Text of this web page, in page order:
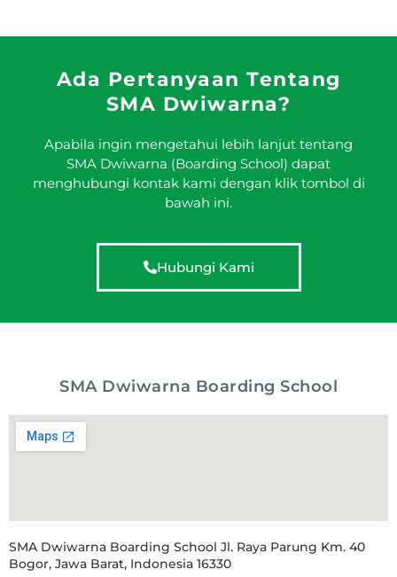
Ada Pertanyaan Tentang
SMA Dwiwarna?
Apabila ingin mengetahui lebih lanjut tentang
SMA Dwiwarna (Boarding School) dapat
menghubungi kontak kami dengan klik tombol di
bawah ini.
Hubungi Kami
SMA Dwiwarna Boarding School
SMA Dwiwarna Boarding School Jl. Raya Parung Km. 40
Bogor, Jawa Barat, Indonesia 16330